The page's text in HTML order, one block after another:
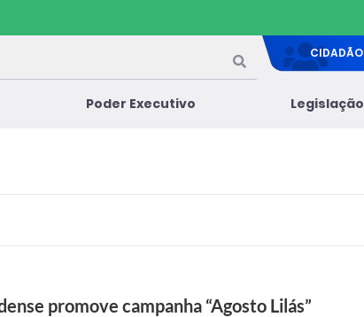
CIDADÃO
Poder Executivo Legislação
promove campanha “Agosto Lilás”